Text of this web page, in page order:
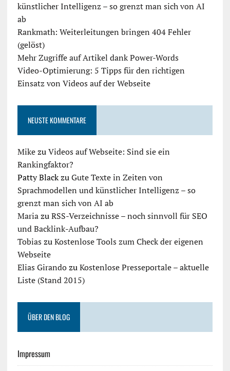
künstlicher Intelligenz – so grenzt man sich von AI
ab
Rankmath: Weiterleitungen bringen 404 Fehler
(gelöst)
Mehr Zugriffe auf Artikel dank Power-Words
Video-Optimierung: 5 Tipps für den richtigen
Einsatz von Videos auf der Webseite
NEUSTE KOMMENTARE
MikezuVideos auf Webseite: Sind sie ein
Rankingfaktor?
Patty BlackzuGute Texte in Zeiten von
Sprachmodellen und künstlicher Intelligenz – so
grenzt man sich von AI ab
MariazuRSS-Verzeichnisse – noch sinnvoll für SEO
und Backlink-Aufbau?
Tobias zuKostenlose Tools zum Check der eigenen
Webseite
Elias GirandozuKostenlose Presseportale – aktuelle
Liste (Stand 2015)
ÜBER DEN BLOG
Impressum